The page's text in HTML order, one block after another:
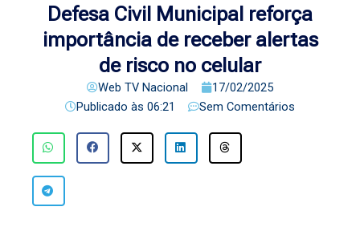
Defesa Civil Municipal reforça
importância de receber alertas
de risco no celular
Web TV Nacional
17/02/2025
Publicado às 06:21 Sem Comentários